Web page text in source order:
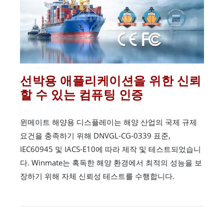
선박용 애플리케이션을 위한 신뢰
할 수 있는 컴퓨팅 인증
윈메이트 해양용 디스플레이는 해양 산업의 국제 규제
요건을 충족하기 위해 DNVGL-CG-0339 표준,
IEC60945 및 IACS-E10에 따라 제작 및 테스트되었습니
다. Winmate는 혹독한 해양 환경에서 최적의 성능을 보
장하기 위해 자체 신뢰성 테스트를 수행합니다.